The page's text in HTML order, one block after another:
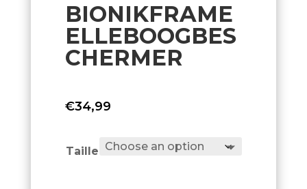
BIONIKFRAME
ELLEBOOGBES
CHERMER
€34,99
Taille